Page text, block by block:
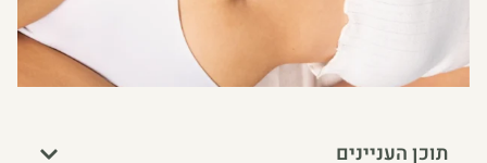
תוכן העניינים